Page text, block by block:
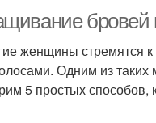
бровей
женщины стремятся к
Одним из
5 простых способов,